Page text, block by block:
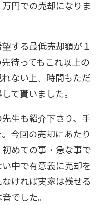
円での売却になりま
する最低売却額が１
待ってもこれ以上の
ない上、時間もただ
て貰いました。
生も紹介下さり、手
今回の売却にあたり
めての事・急な事で
中で有意義に売却を
ければ実家は残せる
でした。